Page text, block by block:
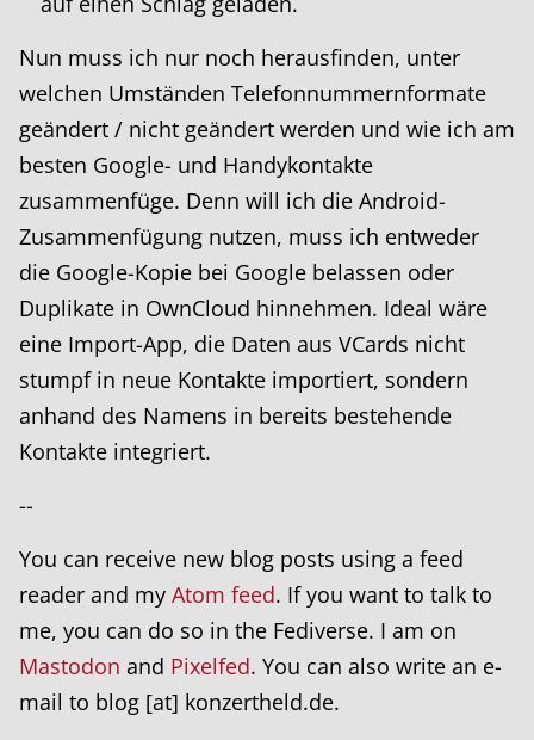
Nun muss ich nur noch herausfinden, unter
welchen Umständen Telefonnummernformate
geändert / nicht geändert werden und wie ich am
besten Google- und Handykontakte
zusammenfüge. Denn will ich die Android-
Zusammenfügung nutzen, muss ich entweder
die Google-Kopie bei Google belassen oder
Duplikate in OwnCloud hinnehmen. Ideal wäre
eine Import-App, die Daten aus VCards nicht
stumpf in neue Kontakte importiert, sondern
anhand des Namens in bereits bestehende
Kontakte integriert.
--
You can receive new blog posts using a feed
reader and my Atom feed. If you want to talk to
me, you can do so in the Fediverse. I am on
Mastodon and Pixelfed. You can also write an e-
mail to blog [at] konzertheld.de.